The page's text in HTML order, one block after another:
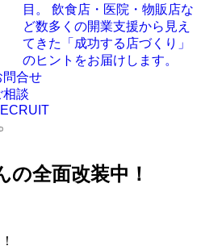
目。 飲食店・医院・物販店な
ど数多くの開業支援から見え
てきた「成功する店づくり」
のヒントをお届けします。
問合せ
相談
の全面改装中！